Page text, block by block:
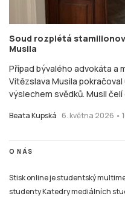
Soud rozplétá
Musila
Případ bývalého advokáta a
Vítězslava Musila
výslechem svědků. Musil
Beata Kupská 6. května 2026 •
O NÁS
Stisk online je studentský
studenty Katedry mediálních